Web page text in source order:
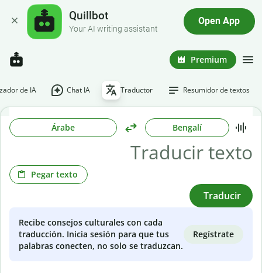
Quillbot
Your AI writing assistant
Open App
Premium
de IA Chat IA Traductor Resumidor de textos
Árabe Bengalí
Pegar texto
Traducir
Recibe consejos culturales con cada
traducción. Inicia sesión para que tus
palabras conecten, no solo se traduzcan.
Regístrate